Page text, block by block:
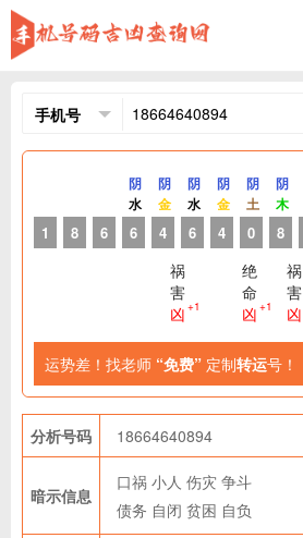
1 8 6
阴
水
6
阴
金
4
阴
水
6
阴
金
4
祸
害
凶 +1
阴
土
0
阴
木
8
绝
命
凶 +1
祸
害
凶
运势差！找老师 “免费” 定制转运号！
分析号码 18664640894
暗示信息
口祸 小人 伤灾 争斗
债务 自闭 贫困 自负